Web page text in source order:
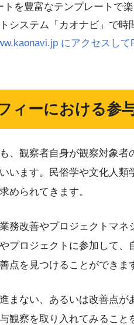
を豊富なテンプレートで楽
システム「カオナビ」で時
にアクセスし
ィーにおける参
、観察者自身が観察対象
います。民俗学や文化人
められてきます。
務改善やプロジェクトマ
プロジェクトに参加して
点を見つけることができま
まない、あるいは改善点
観察を取り入れてみること